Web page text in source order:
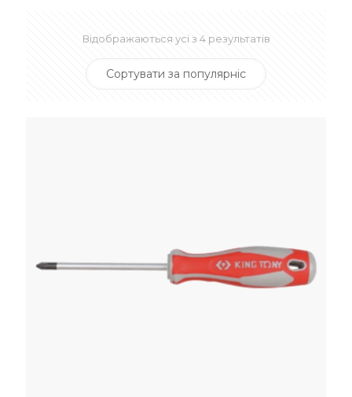
Відображаються усі з 4 результатів